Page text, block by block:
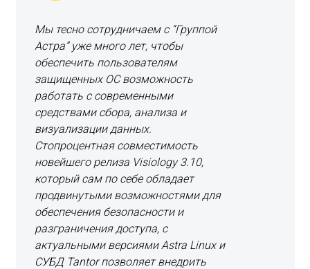
Мы тесно сотрудничаем с “Группой
Астра” уже много лет, чтобы
обеспечить пользователям
защищенных ОС возможность
работать с современными
средствами сбора, анализа и
визуализации данных.
Стопроцентная совместимость
новейшего релиза Visiology 3.10,
который сам по себе обладает
продвинутыми возможностями для
обеспечения безопасности и
разграничения доступа, с
актуальными версиями Astra Linux и
СУБД Tantor позволяет внедрить